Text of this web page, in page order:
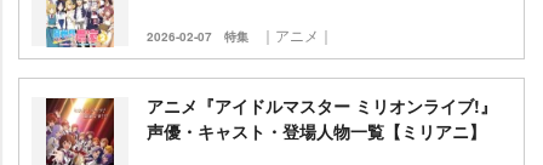
2026-02-07 特集 ｜アニメ｜
アニメ『アイドルマスター ミリオンライブ!』
声優・キャスト・登場人物一覧【ミリアニ】